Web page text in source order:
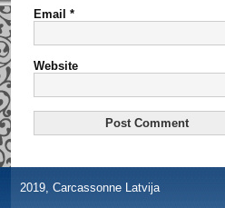
Email *
Website
2019, Carcassonne Latvija